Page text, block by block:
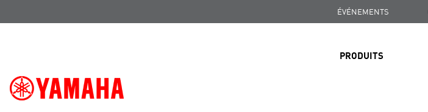
ÉVÉNEMENTS
PRODUITS